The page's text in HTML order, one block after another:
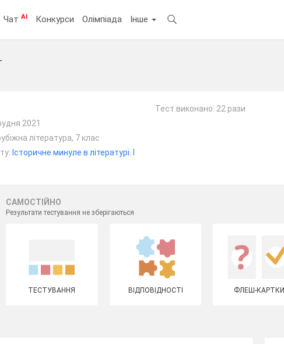
ЧатAI Конкурси Олімпіада Інше
2021
література, 7 клас
Історичне минуле в літературі. І
Тест виконано: 22 рази
САМОСТІЙНО
Результати тестування не зберігаються
ТЕСТУВАННЯ ВІДПОВІДНОСТІ ФЛЕШ-КАРТКИ